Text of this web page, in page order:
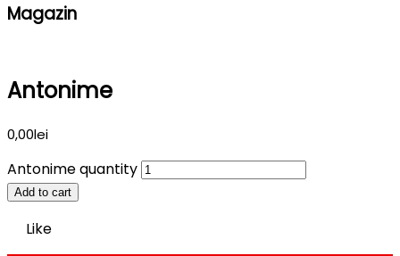
Magazin
Antonime
0,00lei
Antonime quantity
Add to cart
Like